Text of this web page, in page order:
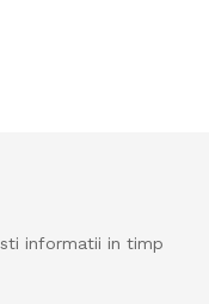
informatii in timp